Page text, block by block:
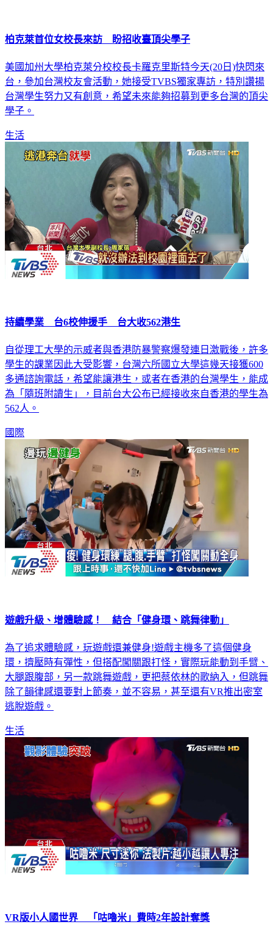
柏克萊首位女校長來訪 盼招收臺頂尖學子
美國加州大學柏克萊分校校長卡羅克里斯特今天(20日)快閃來
台，參加台灣校友會活動，她接受TVBS獨家專訪，特別讚揚
台灣學生努力又有創意，希望未來能夠招募到更多台灣的頂尖
學子。
生活
持續學業 台6校伸援手 台大收562港生
自從理工大學的示威者與香港防暴警察爆發連日激戰後，許多
學生的課業因此大受影響，台灣六所國立大學這幾天接獲600
多通諮詢電話，希望能讓港生，或者在香港的台灣學生，能成
為「隨班附讀生」，目前台大公布已經接收來自香港的學生為
562人。
國際
遊戲升級、增體驗感！ 結合「健身環、跳舞律動」
為了追求體驗感，玩遊戲還兼健身!遊戲主機多了這個健身
環，擠壓時有彈性，但搭配闖關跟打怪，實際玩能動到手臂、
大腿跟腹部，另一款跳舞遊戲，更把蔡依林的歌納入，但跳舞
除了韻律感還要對上節奏，並不容易，甚至還有VR推出密室
逃脫遊戲。
生活
VR版小人國世界 「咕嚕米」費時2年設計奪獎